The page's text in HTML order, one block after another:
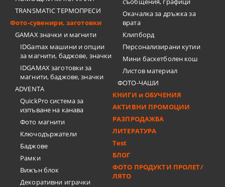
TRANSMATIC ТЕРМОПРЕСИ
Фото-сувенири, заготовки
GAMAX значки и магнити
IDGamax машини и опции
за магнити, баджове, значки
IDGAMAX заготовки за
магнити, баджове, значки
ADVENTA
QuickPro система за
изпъване на канава
Фото магнити
Ключодържатели
Баджове
Рамки
Вижън блок
Декоративни играчки
Окачалка за дръжка за
врата
Клипборд
Персонализирани кутии
Мини баскетболен кош
Листов материал
ФОТО-ЧАШИ
КНИГИ и ОБУЧЕНИЯ
АКТИВНИ ПРОМОЦИИ
РАЗПРОДАЖБА
ЛИТЕРАТУРА
Test
БЛОГ
ФОТО ПРОДУКТИ ПРОЛЕТ/
ЛЯТО